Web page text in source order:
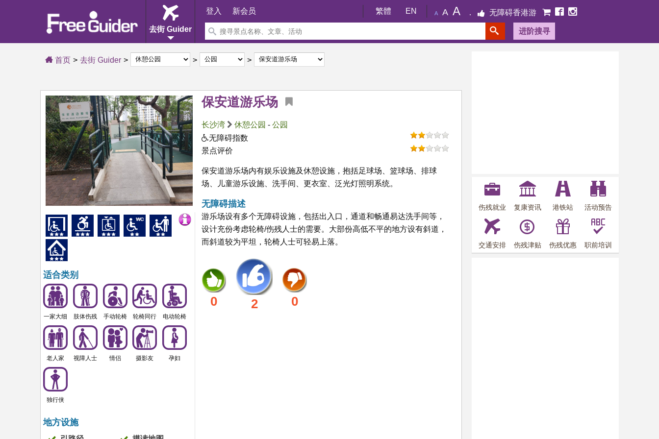
去街 Guider
登入 新会员 繁體 EN A A A 无障碍香港游
进阶搜寻
首页 去街 Guider
保安道游乐场
长沙湾 休憩公园 - 公园
无障碍指数
景点评价
适合类别
一家大细 肢体伤残 手动轮椅 轮椅同行 电动轮椅
老人家 视障人士 情侣 摄影友 孕妇
独行侠
地方设施
保安道游乐场内有娱乐设施及休憩设施，抱括足球场、篮球场、排球
场、儿童游乐设施、洗手间、更衣室、泛光灯照明系统。
无障碍描述
游乐场设有多个无障碍设施，包括出入口，通道和畅通易达洗手间等，
设计充份考虑轮椅/伤残人士的需要。大部份高低不平的地方设有斜道，
而斜道较为平坦，轮椅人士可轻易上落。
0 2 0
伤残就业 复康资讯 港铁站 活动预告
交通安排 伤残津贴 伤残优惠 职前培训